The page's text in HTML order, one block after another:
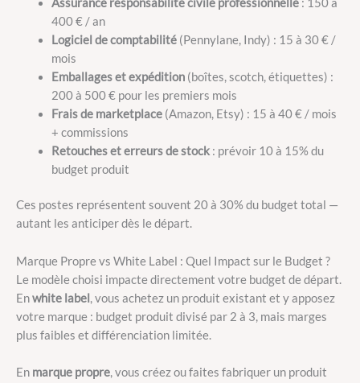
400 € / an
Logiciel de comptabilité(Pennylane, Indy) : 15 à 30 € /
mois
Emballages et expédition(boîtes, scotch, étiquettes) :
200 à 500 € pour les premiers mois
Frais de marketplace(Amazon, Etsy) : 15 à 40 € / mois
+ commissions
Retouches et erreurs de stock: prévoir 10 à 15% du
budget produit
Ces postes représentent souvent 20 à 30% du budget total —
autant les anticiper dès le départ.
Marque Propre vs White Label : Quel Impact sur le Budget ?
Le modèle choisi impacte directement votre budget de départ.
Enwhite label, vous achetez un produit existant et y apposez
votre marque : budget produit divisé par 2 à 3, mais marges
plus faibles et différenciation limitée.
En marque propre, vous créez ou faites fabriquer un produit